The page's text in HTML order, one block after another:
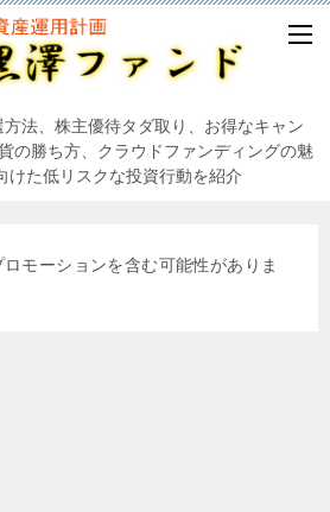
法、株主優待タダ取り、お得なキャン
の勝ち方、クラウドファンディングの魅
けた低リスクな投資行動を紹介
モーションを含む可能性がありま